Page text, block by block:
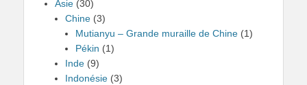
Asie (30)
Chine (3)
Mutianyu – Grande muraille de Chine (1)
Pékin (1)
Inde (9)
Indonésie (3)